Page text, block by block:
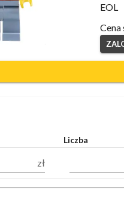
EOL
Cena
Liczba
zł